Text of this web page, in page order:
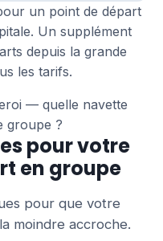
un point de départ
Un supplément
depuis la grande
les tarifs.
— quelle navette
groupe ?
pour votre
en groupe
pour que votre
moindre accroche.